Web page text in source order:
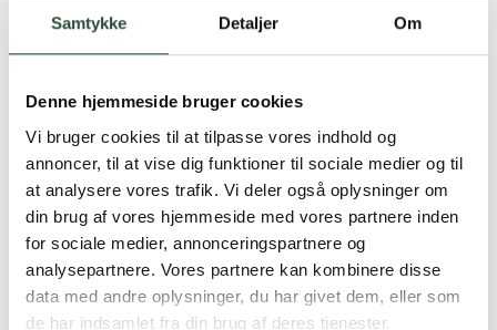
Samtykke Detaljer Om
Denne hjemmeside bruger cookies
Vi bruger cookies til at tilpasse vores indhold og
annoncer, til at vise dig funktioner til sociale medier og til
at analysere vores trafik. Vi deler også oplysninger om
din brug af vores hjemmeside med vores partnere inden
for sociale medier, annonceringspartnere og
analysepartnere. Vores partnere kan kombinere disse
data med andre oplysninger, du har givet dem, eller som
de har indsamlet fra din brug af deres tjenester.
kundeservice@uglecare.dk
Hurtig levering (30 min. i Kbh)
Hurtigt leveringen via GLS, og DAO
Faste lave priser*
*Gælder ikke ernæringsprodukter.
Stort udvalg af kendte
produkter
Vi tilbyder et stort udvalg af kendte
cremer, vitaminer og andre spændende